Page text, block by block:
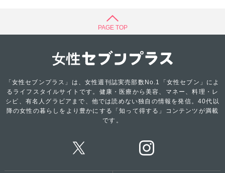
PAGE TOP
「女性セブンプラス」は、女性週刊誌実売部数No.1「女性セブン」によ
るライフスタイルサイトです。健康・医療から美容、マネー、料理・レ
シピ、有名人グラビアまで、他では読めない独自の情報を発信。40代以
降の女性の暮らしをより豊かにする「知って得する」コンテンツが満載
です。